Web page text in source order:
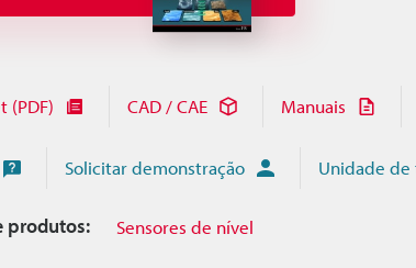
(PDF) CAD / CAE Manuais
Solicitar demonstração Unidade de
produtos: Sensores de nível